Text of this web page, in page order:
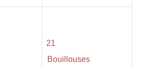
21
Bouillouses